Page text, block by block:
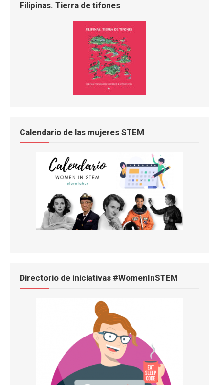
Filipinas. Tierra de tifones
Calendario de las mujeres STEM
Directorio de iniciativas #WomenInSTEM